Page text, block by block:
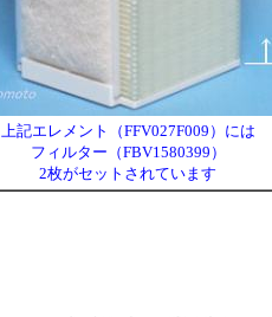
上記エレメント（FFV027F009）には
フィルター（FBV1580399）
2枚がセットされています